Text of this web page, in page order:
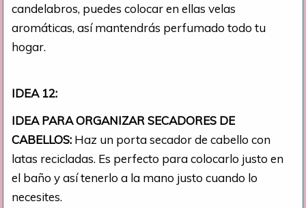
candelabros, puedes colocar en ellas velas
aromáticas, así mantendrás perfumado todo tu
hogar.
IDEA 12:
IDEA PARA ORGANIZAR SECADORES DE
CABELLOS: Haz un porta secador de cabello con
latas recicladas. Es perfecto para colocarlo justo en
el baño y así tenerlo a la mano justo cuando lo
necesites.